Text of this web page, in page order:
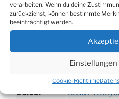
verarbeiten. Wenn du deine
zurückziehst, können bestimmte
beeinträchtigt werden.
Einstellungen
Cookie-Richtlinie
TERMINE
Biergarten-
Trödelmarkt
Sommerfest
06.09.
Beach-